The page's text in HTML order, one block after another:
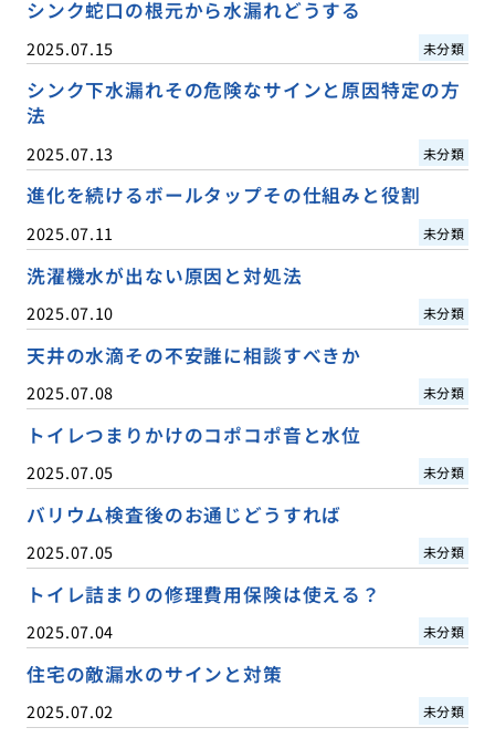
シンク蛇口の根元から水漏れどうする
2025.07.15 未分類
シンク下水漏れその危険なサインと原因特定の方
法
2025.07.13 未分類
進化を続けるボールタップその仕組みと役割
2025.07.11 未分類
洗濯機水が出ない原因と対処法
2025.07.10 未分類
天井の水滴その不安誰に相談すべきか
2025.07.08 未分類
トイレつまりかけのコポコポ音と水位
2025.07.05 未分類
バリウム検査後のお通じどうすれば
2025.07.05 未分類
トイレ詰まりの修理費用保険は使える？
2025.07.04 未分類
住宅の敵漏水のサインと対策
2025.07.02 未分類